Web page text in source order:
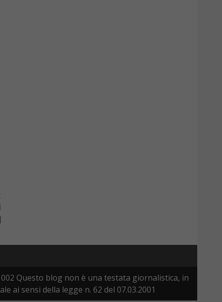
Questo blog non è una testata giornalistica, in
sensi della legge n. 62 del 07.03.2001